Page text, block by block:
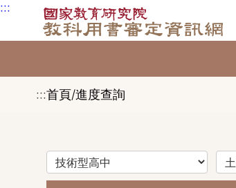
跳到主要內容區塊
:::
:::首頁/進度查詢
教育階段（選擇後將更新領域選
領域（選擇後將更新科目選項）
科目（選擇後將更新冊次選項）